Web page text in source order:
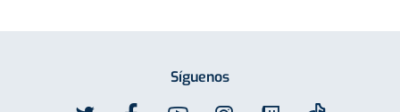
Síguenos